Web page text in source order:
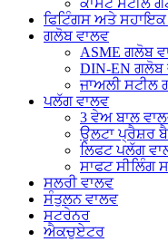
ਕਾਸਟ ਸਟੀਲ
ਫਿਟਿੰਗਸ ਅਤੇ
ਗਲੋਬ ਵਾਲਵ
ASME ਗਲੋਬ
DIN-EN ਗਲੋਬ
ਜਾਅਲੀ ਸਟੀਲ
ਪਲੱਗ ਵਾਲਵ
3 ਵੇਅ ਬਾਲ
ਉਲਟਾ ਪ੍ਰੈਸ਼ਰ
ਲਿਫਟ ਪਲੱਗ
ਸਾਫਟ ਸੀਲਿੰਗ
ਸਲਰੀ ਵਾਲਵ
ਸੰਤੁਲਨ ਵਾਲਵ
ਸਟਰੇਨਰ
ਐਕਚੁਏਟਰ